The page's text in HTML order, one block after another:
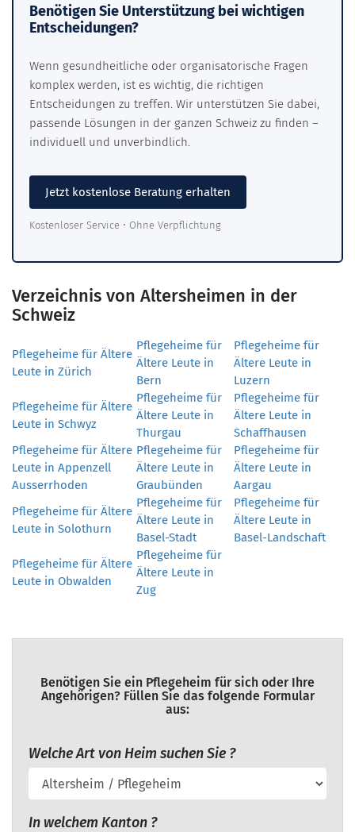
Benötigen Sie Unterstützung bei wichtigen
Entscheidungen?
Wenn gesundheitliche oder organisatorische Fragen
komplex werden, ist es wichtig, die richtigen
Entscheidungen zu treffen. Wir unterstützen Sie dabei,
passende Lösungen in der ganzen Schweiz zu finden –
individuell und unverbindlich.
Jetzt kostenlose Beratung erhalten
Kostenloser Service • Ohne Verpflichtung
Verzeichnis von Altersheimen in der
Schweiz
Pflegeheime für Ältere
Leute in Zürich
Pflegeheime für
Ältere Leute in
Bern
Pflegeheime für
Ältere Leute in
Luzern
Pflegeheime für Ältere
Leute in Schwyz
Pflegeheime für
Ältere Leute in
Thurgau
Pflegeheime für
Ältere Leute in
Schaffhausen
Pflegeheime für Ältere
Leute in Appenzell
Ausserrhoden
Pflegeheime für
Ältere Leute in
Graubünden
Pflegeheime für
Ältere Leute in
Aargau
Pflegeheime für Ältere
Leute in Solothurn
Pflegeheime für
Ältere Leute in
Basel-Stadt
Pflegeheime für
Ältere Leute in
Basel-Landschaft
Pflegeheime für Ältere
Leute in Obwalden
Pflegeheime für
Ältere Leute in
Zug
Benötigen Sie ein Pflegeheim für sich oder Ihre
Angehörigen? Füllen Sie das folgende Formular
aus:
Welche Art von Heim suchen Sie ?
In welchem Kanton ?